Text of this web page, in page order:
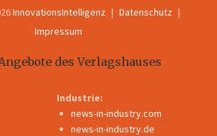
InnovationsIntelligenz
Datenschutz
Impressum
des Verlagshauses
Industrie:
news-in-industry.com
news-in-industry.de